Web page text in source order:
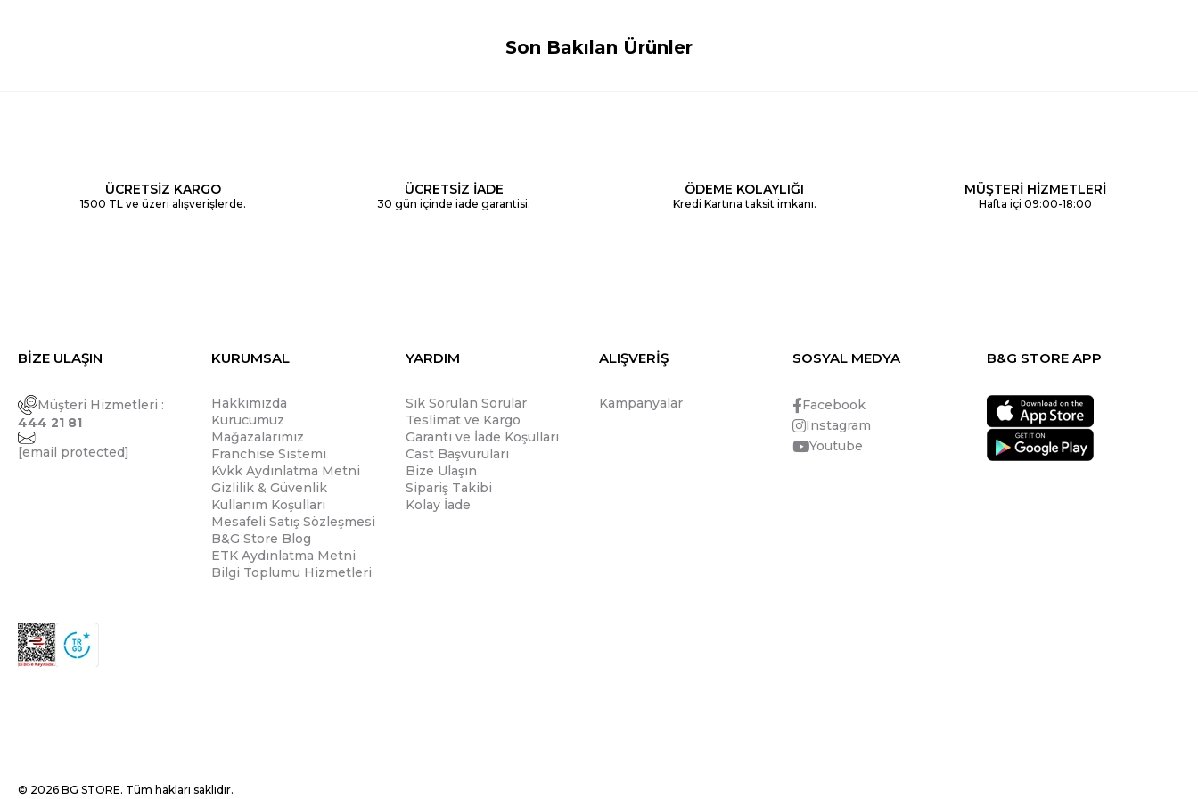
Son Bakılan Ürünler
ÜCRETSİZ KARGO
1500 TL ve üzeri alışverişlerde.
ÜCRETSİZ İADE
30 gün içinde iade garantisi.
ÖDEME KOLAYLIĞI
Kredi Kartına taksit imkanı.
MÜŞTERİ HİZMETLERİ
Hafta içi 09:00-18:00
BİZE ULAŞIN
Müşteri Hizmetleri :
444 21 81
[email protected]
KURUMSAL
Hakkımızda
Kurucumuz
Mağazalarımız
Franchise Sistemi
Kvkk Aydınlatma Metni
Gizlilik & Güvenlik
Kullanım Koşulları
Mesafeli Satış Sözleşmesi
B&G Store Blog
ETK Aydınlatma Metni
Bilgi Toplumu Hizmetleri
YARDIM
Sık Sorulan Sorular
Teslimat ve Kargo
Garanti ve İade Koşulları
Cast Başvuruları
Bize Ulaşın
Sipariş Takibi
Kolay İade
ALIŞVERİŞ
Kampanyalar
SOSYAL MEDYA
Facebook
Instagram
Youtube
B&G STORE APP
© 2026 BG STORE. Tüm hakları saklıdır.